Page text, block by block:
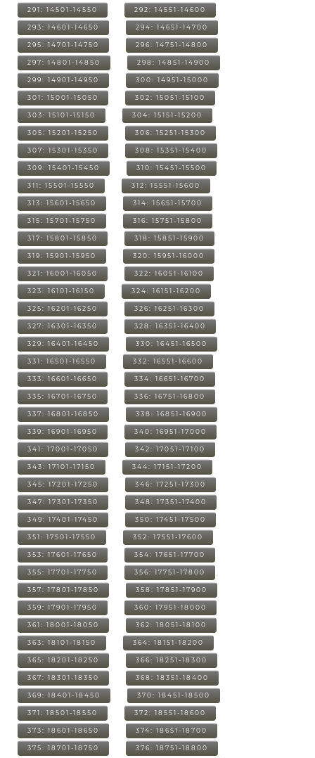
291: 14501-14550 292: 14551-14600
293: 14601-14650 294: 14651-14700
295: 14701-14750 296: 14751-14800
297: 14801-14850 298: 14851-14900
299: 14901-14950 300: 14951-15000
301: 15001-15050 302: 15051-15100
303: 15101-15150 304: 15151-15200
305: 15201-15250 306: 15251-15300
307: 15301-15350 308: 15351-15400
309: 15401-15450 310: 15451-15500
311: 15501-15550 312: 15551-15600
313: 15601-15650 314: 15651-15700
315: 15701-15750 316: 15751-15800
317: 15801-15850 318: 15851-15900
319: 15901-15950 320: 15951-16000
321: 16001-16050 322: 16051-16100
323: 16101-16150 324: 16151-16200
325: 16201-16250 326: 16251-16300
327: 16301-16350 328: 16351-16400
329: 16401-16450 330: 16451-16500
331: 16501-16550 332: 16551-16600
333: 16601-16650 334: 16651-16700
335: 16701-16750 336: 16751-16800
337: 16801-16850 338: 16851-16900
339: 16901-16950 340: 16951-17000
341: 17001-17050 342: 17051-17100
343: 17101-17150 344: 17151-17200
345: 17201-17250 346: 17251-17300
347: 17301-17350 348: 17351-17400
349: 17401-17450 350: 17451-17500
351: 17501-17550 352: 17551-17600
353: 17601-17650 354: 17651-17700
355: 17701-17750 356: 17751-17800
357: 17801-17850 358: 17851-17900
359: 17901-17950 360: 17951-18000
361: 18001-18050 362: 18051-18100
363: 18101-18150 364: 18151-18200
365: 18201-18250 366: 18251-18300
367: 18301-18350 368: 18351-18400
369: 18401-18450 370: 18451-18500
371: 18501-18550 372: 18551-18600
373: 18601-18650 374: 18651-18700
375: 18701-18750 376: 18751-18800